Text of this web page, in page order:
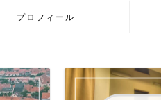
プロフィール